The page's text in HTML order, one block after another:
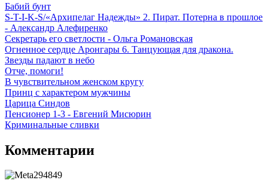
Бабий бунт
S-T-I-K-S/«Архипелаг Надежды» 2. Пират. Потерна в прошлое
- Александр Алефиренко
Секретарь его светлости - Ольга Романовская
Огненное сердце Аронгары 6. Танцующая для дракона.
Звезды падают в небо
Отче, помоги!
В чувствительном женском кругу
Принц с характером мужчины
Царица Синдов
Пенсионер 1-3 - Евгений Мисюрин
Криминальные сливки
Комментарии